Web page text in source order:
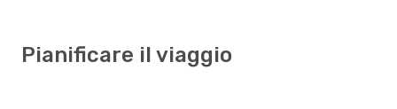
Pianificare il viaggio